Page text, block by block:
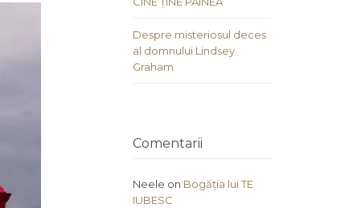
Despre misteriosul deces
al domnului Lindsey
Graham
Comentarii
Neele on Bogăția lui TE
IUBESC